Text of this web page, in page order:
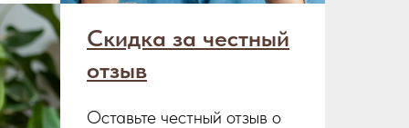
Скидка за честный
отзыв
Оставьте честный отзыв о